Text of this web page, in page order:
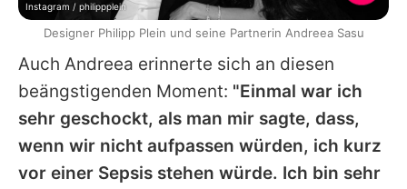
Auch Andreea erinnerte sich an diesen
beängstigenden Moment: "Einmal war ich
sehr geschockt, als man mir sagte, dass,
wenn wir nicht aufpassen würden, ich kurz
vor einer Sepsis stehen würde. Ich bin sehr
Instagram / philippplein
Designer Philipp Plein und seine Partnerin Andreea Sasu